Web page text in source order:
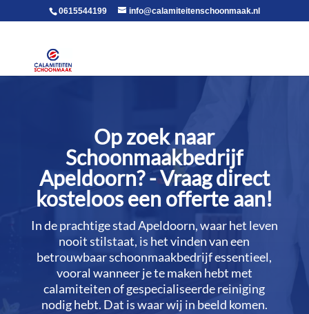
voor in de body0615544199 info@calamiteitenschoonmaak.nl
Op zoek naar
Schoonmaakbedrijf
Apeldoorn? - Vraag direct
kosteloos een offerte aan!
In de prachtige stad Apeldoorn, waar het leven
nooit stilstaat, is het vinden van een
betrouwbaar schoonmaakbedrijf essentieel,
vooral wanneer je te maken hebt met
calamiteiten of gespecialiseerde reiniging
nodig hebt.​ Dat is waar wij in beeld komen.​